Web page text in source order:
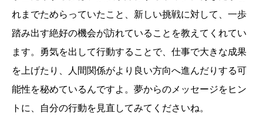
れまでためらっていたこと、新しい挑戦に対して、一歩
踏み出す絶好の機会が訪れていることを教えてくれてい
ます。勇気を出して行動することで、仕事で大きな成果
を上げたり、人間関係がより良い方向へ進んだりする可
能性を秘めているんですよ。夢からのメッセージをヒン
トに、自分の行動を見直してみてくださいね。